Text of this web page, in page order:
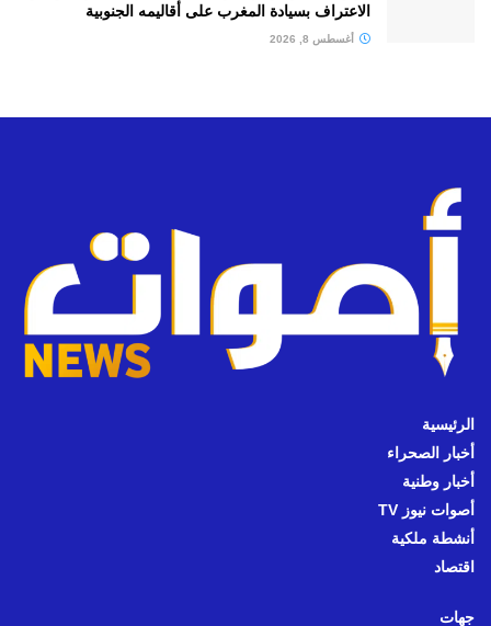
الاعتراف بسيادة المغرب على أقاليمه الجنوبية
أغسطس 8, 2026
الرئيسية
أخبار الصحراء
أخبار وطنية
أصوات نيوز TV
أنشطة ملكية
اقتصاد
جهات